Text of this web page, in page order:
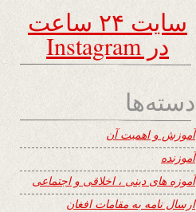
سایت ۲۴ ساعت
در Instagram
دسته‌ها
آموزش و اهمیت آن
آموزنده
آموزه های دینی ، اخلاقی و اجتماعی
ارسال نامه به مقامات افغان